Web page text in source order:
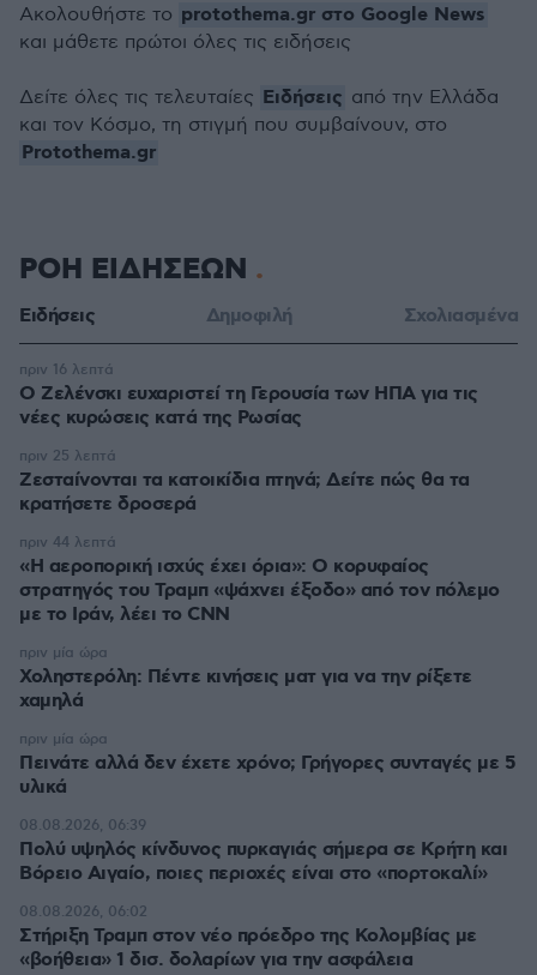
Ακολουθήστε το protothema.gr στο Google News
και μάθετε πρώτοι όλες τις ειδήσεις
Δείτε όλες τις τελευταίες Ειδήσεις από την Ελλάδα
και τον Κόσμο, τη στιγμή που συμβαίνουν, στο
Protothema.gr
ΡΟΗ ΕΙΔΗΣΕΩΝ
Ειδήσεις Δημοφιλή Σχολιασμένα
Ο Ζελένσκι ευχαριστεί τη Γερουσία των ΗΠΑ για τις
νέες κυρώσεις κατά της Ρωσίας
πριν 16 λεπτά
Ζεσταίνονται τα κατοικίδια πτηνά; Δείτε πώς θα τα
κρατήσετε δροσερά
πριν 25 λεπτά
«Η αεροπορική ισχύς έχει όρια»: Ο κορυφαίος
στρατηγός του Τραμπ «ψάχνει έξοδο» από τον πόλεμο
με το Ιράν, λέει το CNN
πριν 44 λεπτά
Χοληστερόλη: Πέντε κινήσεις ματ για να την ρίξετε
χαμηλά
πριν μία ώρα
Πεινάτε αλλά δεν έχετε χρόνο; Γρήγορες συνταγές με 5
υλικά
πριν μία ώρα
Πολύ υψηλός κίνδυνος πυρκαγιάς σήμερα σε Κρήτη και
Βόρειο Αιγαίο, ποιες περιοχές είναι στο «πορτοκαλί»
08.08.2026, 06:39
Στήριξη Τραμπ στον νέο πρόεδρο της Κολομβίας με
«βοήθεια» 1 δισ. δολαρίων για την ασφάλεια
08.08.2026, 06:02